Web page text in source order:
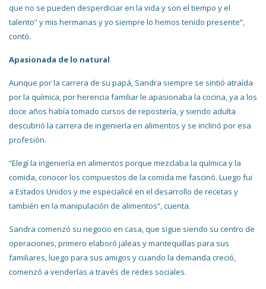
que no se pueden desperdiciar en la vida y son el tiempo y el
talento” y mis hermanas y yo siempre lo hemos tenido presente”,
contó.
Apasionada de lo natural
Aunque por la carrera de su papá, Sandra siempre se sintió atraída
por la química, por herencia familiar le apasionaba la cocina, ya a los
doce años había tomado cursos de repostería, y siendo adulta
descubrió la carrera de ingeniería en alimentos y se inclinó por esa
profesión.
“Elegí la ingeniería en alimentos porque mezclaba la química y la
comida, conocer los compuestos de la comida me fascinó. Luego fui
a Estados Unidos y me especialicé en el desarrollo de recetas y
también en la manipulación de alimentos”, cuenta.
Sandra comenzó su negocio en casa, que sigue siendo su centro de
operaciones, primero elaboró jaleas y mantequillas para sus
familiares, luego para sus amigos y cuando la demanda creció,
comenzó a venderlas a través de redes sociales.